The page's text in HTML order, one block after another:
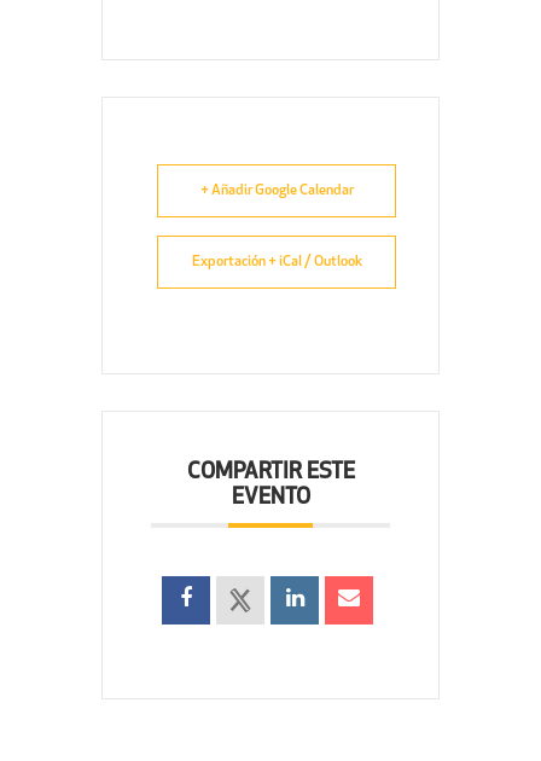
+ Añadir Google Calendar
Exportación + iCal / Outlook
COMPARTIR ESTE
EVENTO